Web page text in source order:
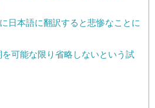
日本語に翻訳すると悲惨なことに
可能な限り省略しないという試